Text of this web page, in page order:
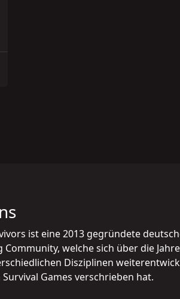
ist eine 2013 gegründete
welche sich über die Jahre
Disziplinen
Games verschrieben hat.